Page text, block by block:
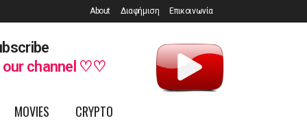
About Διαφήμιση Επικοινωνία
our channel ♡♡
MOVIES CRYPTO